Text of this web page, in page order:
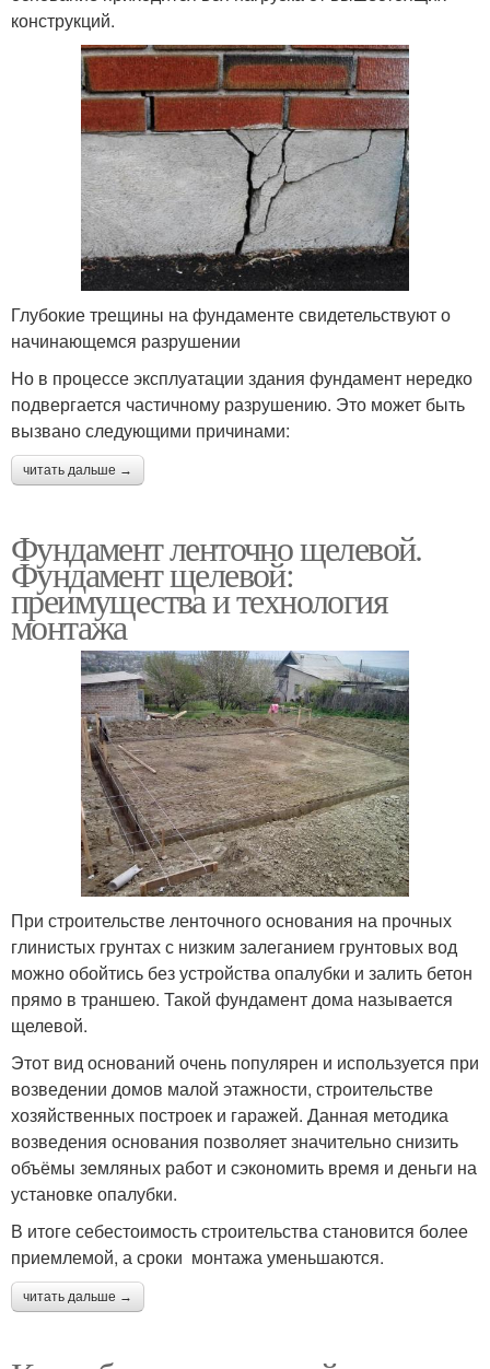
конструкций.
Глубокие трещины на фундаменте свидетельствуют о
начинающемся разрушении
Но в процессе эксплуатации здания фундамент нередко
подвергается частичному разрушению. Это может быть
вызвано следующими причинами:
читать дальше →
Фундамент ленточно щелевой.
Фундамент щелевой:
преимущества и технология
монтажа
При строительстве ленточного основания на прочных
глинистых грунтах с низким залеганием грунтовых вод
можно обойтись без устройства опалубки и залить бетон
прямо в траншею. Такой фундамент дома называется
щелевой.
Этот вид оснований очень популярен и используется при
возведении домов малой этажности, строительстве
хозяйственных построек и гаражей. Данная методика
возведения основания позволяет значительно снизить
объёмы земляных работ и сэкономить время и деньги на
установке опалубки.
В итоге себестоимость строительства становится более
приемлемой, а сроки монтажа уменьшаются.
читать дальше →